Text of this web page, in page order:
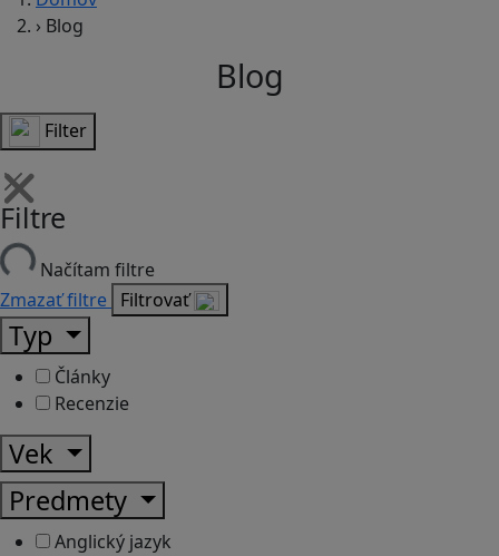
› Blog
Blog
Filter
Filtre
Načítam filtre
Zmazať filtre Filtrovať
Typ
Články
Recenzie
Vek
Predmety
Anglický jazyk